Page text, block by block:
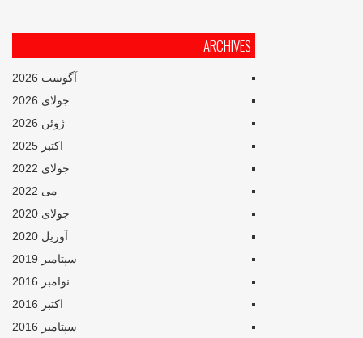
ARCHIVES
آگوست 2026
جولای 2026
ژوئن 2026
جولای 2022
جولای 2020
آوریل 2020
سپتامبر 2019
نوامبر 2016
سپتامبر 2016